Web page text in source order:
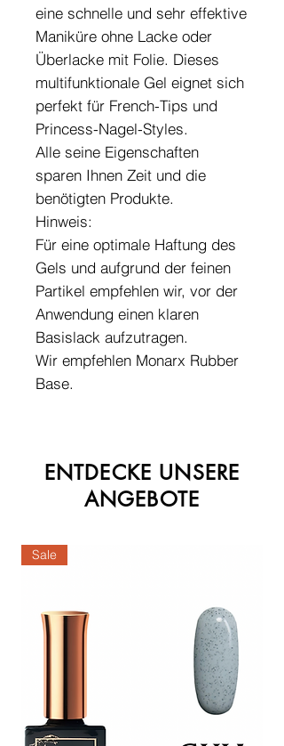
eine schnelle und sehr effektive
Maniküre ohne Lacke oder
Überlacke mit Folie. Dieses
multifunktionale Gel eignet sich
perfekt für French-Tips und
Princess-Nagel-Styles.
Alle seine Eigenschaften
sparen Ihnen Zeit und die
benötigten Produkte.
Hinweis:
Für eine optimale Haftung des
Gels und aufgrund der feinen
Partikel empfehlen wir, vor der
Anwendung einen klaren
Basislack aufzutragen.
Wir empfehlen Monarx Rubber
Base.
ENTDECKE UNSERE
ANGEBOTE
Sale